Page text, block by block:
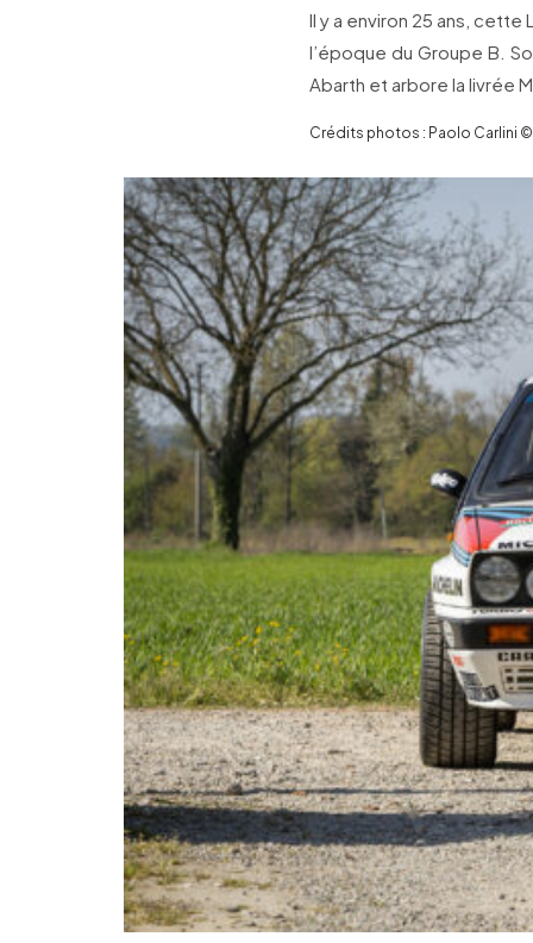
Il y a environ 25 ans,
l’époque du Groupe B.
Abarth et arbore la livrée
Crédits photos : Paolo Carlini